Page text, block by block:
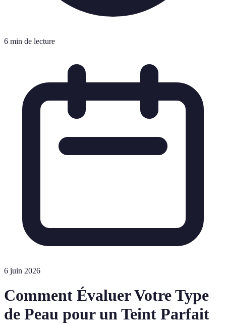
6 min de lecture
6 juin 2026
Comment Évaluer Votre Type
de Peau pour un Teint Parfait